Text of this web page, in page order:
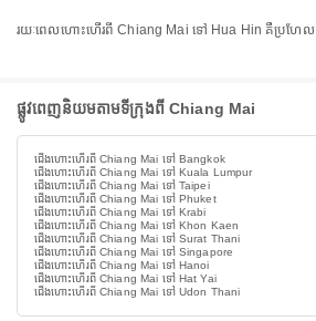
រយៈពេលហោះហើរពី Chiang Mai ទៅ Hua Hin គឺប្រហែ
ផ្លូវពេញនិយមតាមទីក្រុងពី Chiang Mai
ជើងហោះហើរពី Chiang Mai ទៅ Bangkok
ជើងហោះហើរពី Chiang Mai ទៅ Kuala Lumpur
ជើងហោះហើរពី Chiang Mai ទៅ Taipei
ជើងហោះហើរពី Chiang Mai ទៅ Phuket
ជើងហោះហើរពី Chiang Mai ទៅ Krabi
ជើងហោះហើរពី Chiang Mai ទៅ Khon Kaen
ជើងហោះហើរពី Chiang Mai ទៅ Surat Thani
ជើងហោះហើរពី Chiang Mai ទៅ Singapore
ជើងហោះហើរពី Chiang Mai ទៅ Hanoi
ជើងហោះហើរពី Chiang Mai ទៅ Hat Yai
ជើងហោះហើរពី Chiang Mai ទៅ Udon Thani